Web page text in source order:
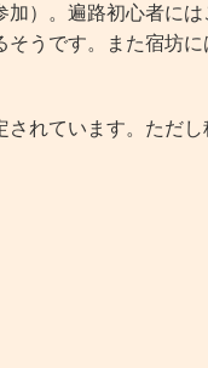
）。遍路初心者には
うです。また宿坊に
れています。ただし